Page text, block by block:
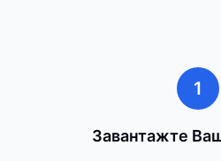
1
Завантажте